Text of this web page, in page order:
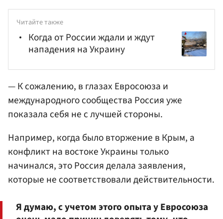
Читайте также
Когда от России ждали и ждут
нападения на Украину
— К сожалению, в глазах Евросоюза и
международного сообщества Россия уже
показала себя не с лучшей стороны.
Например, когда было вторжение в Крым, а
конфликт на востоке Украины только
начинался, это Россия делала заявления,
которые не соответствовали действительности.
Я думаю, с учетом этого опыта у Евросоюза